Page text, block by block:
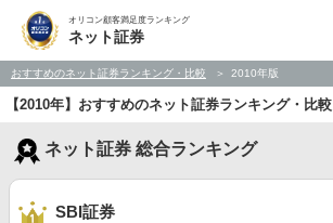
オリコン顧客満足度ランキング
ネット証券
おすすめのネット証券ランキング・比較 2010年版
【2010年】おすすめのネット証券ランキング・比較
ネット証券 総合ランキング
SBI証券